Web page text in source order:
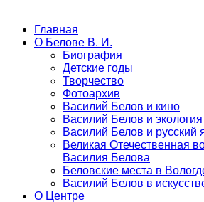
Главная
О Белове В. И.
Биография
Детские годы
Творчество
Фотоархив
Василий Белов и кино
Василий Белов и экология
Василий Белов и русский
Великая Отечественная
Василия Белова
Беловские места в
Василий Белов в
О Центре